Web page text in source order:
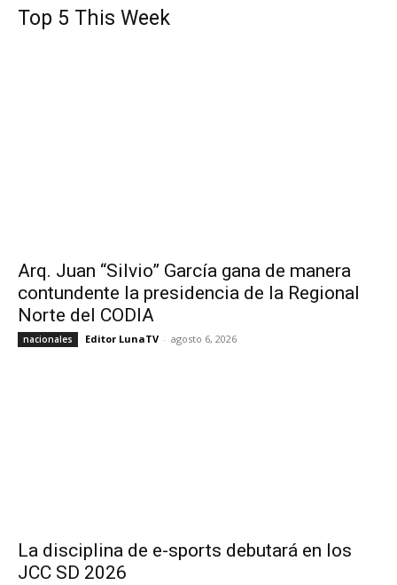
Top 5 This Week
Arq. Juan “Silvio” García gana de manera
contundente la presidencia de la Regional
Norte del CODIA
nacionales Editor LunaTV - agosto 6, 2026
La disciplina de e-sports debutará en los
JCC SD 2026